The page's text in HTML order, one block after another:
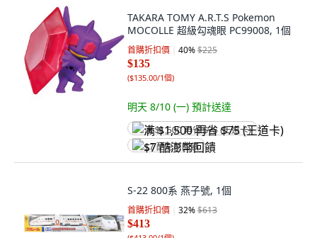
TAKARA TOMY A.R.T.S Pokemon
MOCOLLE 超級勾魂眼 PC99008, 1個
首購折扣價 40%$225
$135
($135.00/1個)
明天 8/10 (一) 預計送達
满 $1,500 再省 $75 (王道卡)
$7 酷澎幣回饋
S-22 800系 燕子號, 1個
首購折扣價 32%$613
$413